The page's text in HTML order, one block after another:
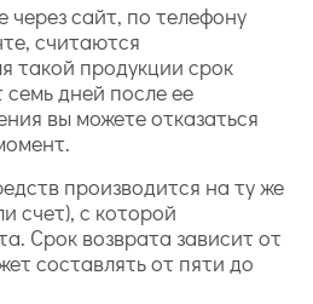
сайт, по телефону
считаются
такой продукции срок
семь дней после ее
вы можете отказаться
производится на ту же
счет), с которой
Срок возврата зависит от
составлять от пяти до